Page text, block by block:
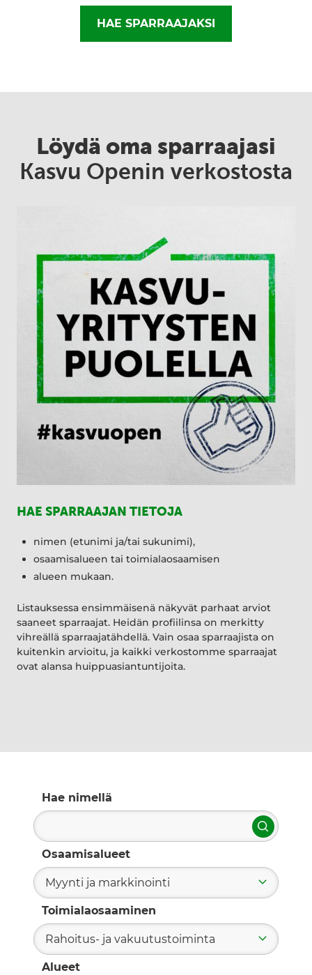
HAE SPARRAAJAKSI
Löydä oma sparraajasi
Kasvu Openin verkostosta
HAE SPARRAAJAN TIETOJA
nimen (etunimi ja/tai sukunimi),
osaamisalueen tai toimialaosaamisen
alueen mukaan.
Listauksessa ensimmäisenä näkyvät parhaat arviot
saaneet sparraajat. Heidän profiilinsa on merkitty
vihreällä sparraajatähdellä. Vain osaa sparraajista on
kuitenkin arvioitu, ja kaikki verkostomme sparraajat
ovat alansa huippuasiantuntijoita.
Hae nimellä
Hae
Osaamisalueet
Myynti ja markkinointi
Toimialaosaaminen
Rahoitus- ja vakuutustoiminta
Alueet